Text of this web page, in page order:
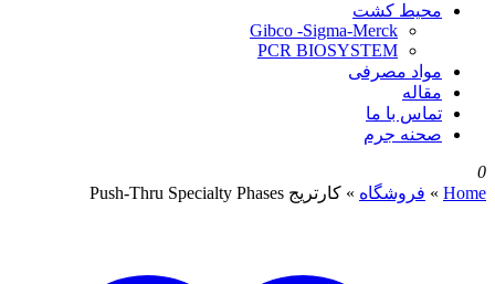
محیط کشت
Gibco -Sigma-Merck
PCR BIOSYSTEM
مواد مصرفی
مقاله
تماس با ما
صحنه جرم
0
Home
» فروشگاه » کارتریج Push-Thru Specialty Phases